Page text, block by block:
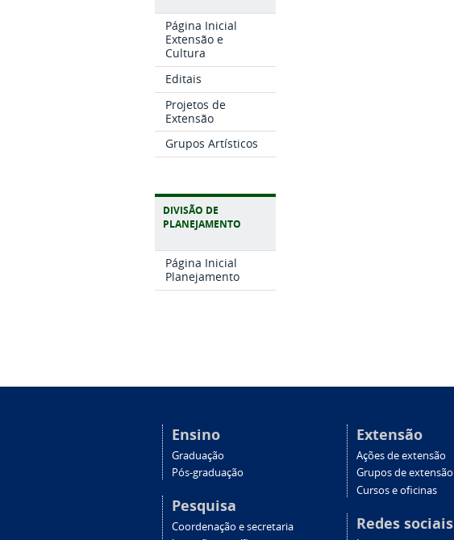
Página Inicial
Extensão e
Cultura
Editais
Projetos de
Extensão
Grupos Artísticos
DIVISÃO DE
PLANEJAMENTO
Página Inicial
Planejamento
Ensino
Graduação
Pós-graduação
Pesquisa
Coordenação e secretaria
Extensão
Ações de extensão
Grupos de extensão
Cursos e oficinas
Redes sociais